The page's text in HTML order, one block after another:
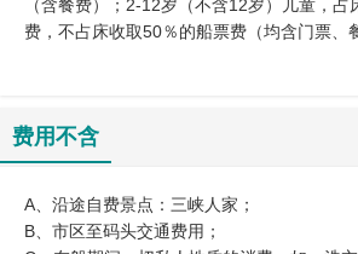
（含餐费）；2-12岁（不含12岁）儿童，
费，不占床收取50％的船票费（均含门票、
费用不含
A、沿途自费景点：三峡人家；
B、市区至码头交通费用；